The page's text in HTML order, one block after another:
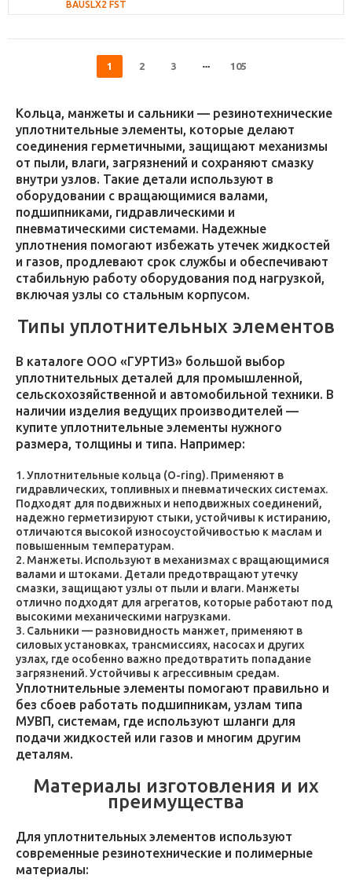
BAUSLX2 FST
1 2 3 105
Кольца, манжеты и сальники — резинотехнические
уплотнительные элементы, которые делают
соединения герметичными, защищают механизмы
от пыли, влаги, загрязнений и сохраняют смазку
внутри узлов. Такие детали используют в
оборудовании с вращающимися валами,
подшипниками, гидравлическими и
пневматическими системами. Надежные
уплотнения помогают избежать утечек жидкостей
и газов, продлевают срок службы и обеспечивают
стабильную работу оборудования под нагрузкой,
включая узлы со стальным корпусом.
Типы уплотнительных элементов
В каталоге ООО «ГУРТИЗ» большой выбор
уплотнительных деталей для промышленной,
сельскохозяйственной и автомобильной техники. В
наличии изделия ведущих производителей —
купите уплотнительные элементы нужного
размера, толщины и типа. Например:
Уплотнительные кольца (O-ring). Применяют в
гидравлических, топливных и пневматических системах.
Подходят для подвижных и неподвижных соединений,
надежно герметизируют стыки, устойчивы к истиранию,
отличаются высокой износоустойчивостью к маслам и
повышенным температурам.
Манжеты. Используют в механизмах с вращающимися
валами и штоками. Детали предотвращают утечку
смазки, защищают узлы от пыли и влаги. Манжеты
отлично подходят для агрегатов, которые работают под
высокими механическими нагрузками.
Сальники — разновидность манжет, применяют в
силовых установках, трансмиссиях, насосах и других
узлах, где особенно важно предотвратить попадание
загрязнений. Устойчивы к агрессивным средам.
Уплотнительные элементы помогают правильно и
без сбоев работать подшипникам, узлам типа
МУВП, системам, где используют шланги для
подачи жидкостей или газов и многим другим
деталям.
Материалы изготовления и их
преимущества
Для уплотнительных элементов используют
современные резинотехнические и полимерные
материалы: